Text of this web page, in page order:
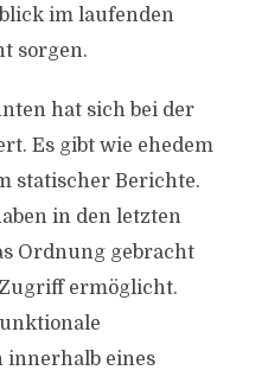
im laufenden
sorgen.
hat sich bei der
Es gibt wie ehedem
statischer Berichte.
in den letzten
Ordnung gebracht
ermöglicht.
innerhalb eines